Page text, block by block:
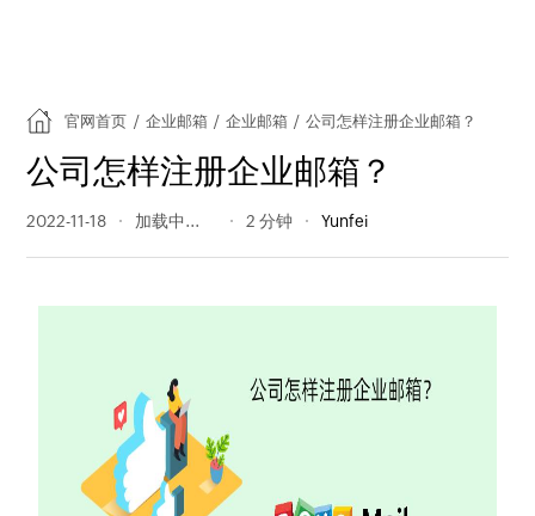
官网首页 / 企业邮箱 / 企业邮箱 / 公司怎样注册企业邮箱？
公司怎样注册企业邮箱？
2022-11-18 324 阅读量 2 分钟 Yunfei